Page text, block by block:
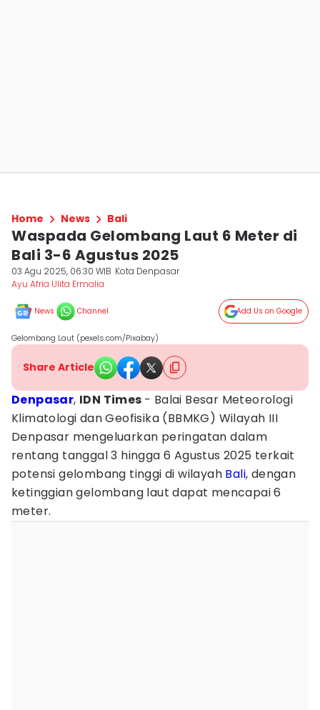
Home News Bali
Waspada Gelombang Laut 6 Meter di
Bali 3-6 Agustus 2025
03 Agu 2025, 06:30 WIB Kota Denpasar
Ayu Afria Ulita Ermalia
News Channel Add Us on Google
Gelombang Laut (pexels.com/Pixabay)
Share Article
Denpasar, IDN Times - Balai Besar Meteorologi
Klimatologi dan Geofisika (BBMKG) Wilayah III
Denpasar mengeluarkan peringatan dalam
rentang tanggal 3 hingga 6 Agustus 2025 terkait
potensi gelombang tinggi di wilayah Bali, dengan
ketinggian gelombang laut dapat mencapai 6
meter.